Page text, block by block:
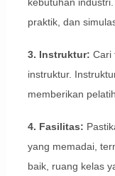
kebutuhan
praktik, dan
3. Instruktur: Cari
instruktur.
memberikan
4. Fasilitas:
yang memadai,
baik, ruang kelas